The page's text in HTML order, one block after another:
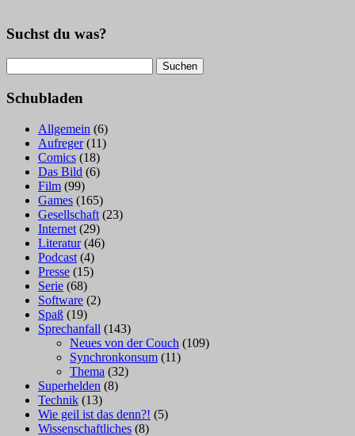
Suchst du was?
nach:
Schubladen
Allgemein (6)
Aufreger(11)
Comics (18)
Das Bild (6)
Film (99)
Games (165)
Gesellschaft (23)
Internet (29)
Literatur(46)
Podcast (4)
Presse (15)
Serie (68)
Software (2)
Spaß (19)
Sprechanfall (143)
Neues von der Couch (109)
Synchronkonsum (11)
Thema (32)
Superhelden (8)
Technik (13)
Wie geil ist das denn?! (5)
Wissenschaftliches (8)